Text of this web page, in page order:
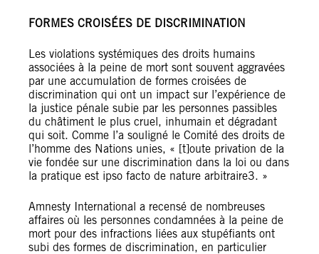
FORMES CROISÉES DE DISCRIMINATION
Les violations systémiques des droits humains
associées à la peine de mort sont souvent aggravées
par une accumulation de formes croisées de
discrimination qui ont un impact sur l’expérience de
la justice pénale subie par les personnes passibles
du châtiment le plus cruel, inhumain et dégradant
qui soit. Comme l’a souligné le Comité des droits de
l’homme des Nations unies, « [t]oute privation de la
vie fondée sur une discrimination dans la loi ou dans
la pratique est ipso facto de nature arbitraire3. »
Amnesty International a recensé de nombreuses
affaires où les personnes condamnées à la peine de
mort pour des infractions liées aux stupéfiants ont
subi des formes de discrimination, en particulier